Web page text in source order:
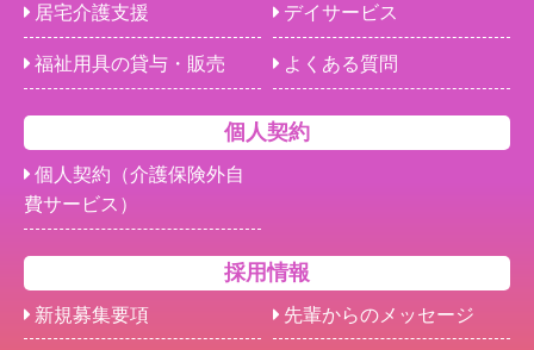
居宅介護支援 デイサービス
福祉用具の貸与・販売 よくある質問
個人契約
個人契約（介護保険外自
費サービス）
採用情報
新規募集要項 先輩からのメッセージ